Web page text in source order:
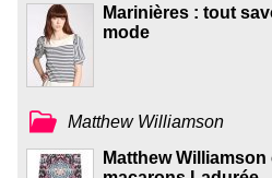
Marinières : tout
mode
Matthew Williamson
Matthew